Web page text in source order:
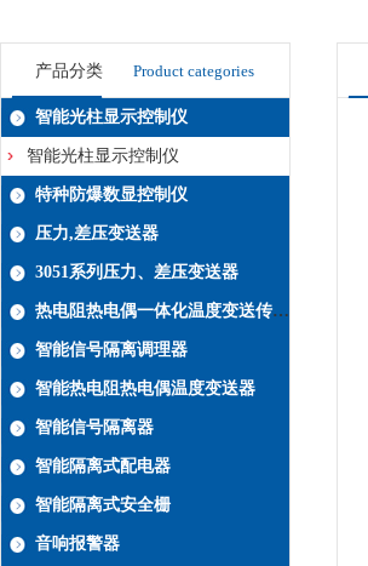
产品分类 Product categories
智能光柱显示控制仪
智能光柱显示控制仪
特种防爆数显控制仪
压力,差压变送器
3051系列压力、差压变送器
热电阻热电偶一体化温度变送传感器系列
智能信号隔离调理器
智能热电阻热电偶温度变送器
智能信号隔离器
智能隔离式配电器
智能隔离式安全栅
音响报警器